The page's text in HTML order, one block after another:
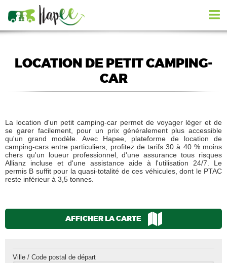
LOCATION DE PETIT CAMPING-
CAR
La location d'un petit camping-car permet de voyager léger et de
se garer facilement, pour un prix généralement plus accessible
qu'un grand modèle. Avec Hapee, plateforme de location de
camping-cars entre particuliers, profitez de tarifs 30 à 40 % moins
chers qu'un loueur professionnel, d'une assurance tous risques
Allianz incluse et d'une assistance aide à l'utilisation 24/7. Le
permis B suffit pour la quasi-totalité de ces véhicules, dont le PTAC
reste inférieur à 3,5 tonnes.
AFFICHER LA CARTE
Ville / Code postal de départ